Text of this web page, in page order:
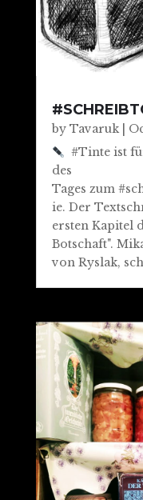
by Tavaruk|
#Tinte ist
des
Tages zum
ie. Der
ersten Kapitel
Botschaft".
von Ryslak,